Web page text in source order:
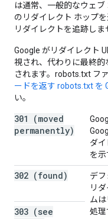
は通常、一般的なウェ
のリダイレクト ホップ
リダイレクトを追跡しま
Google がリダイレクト
視され、代わりに最終的
されます。robots.txt フ
ードを返す robots.txt を
い。
301 (moved
permanently)
ダ
を示
302 (found)
デ
リ
ム
処理
303 (see